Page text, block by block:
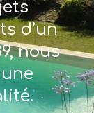
d’un
nous